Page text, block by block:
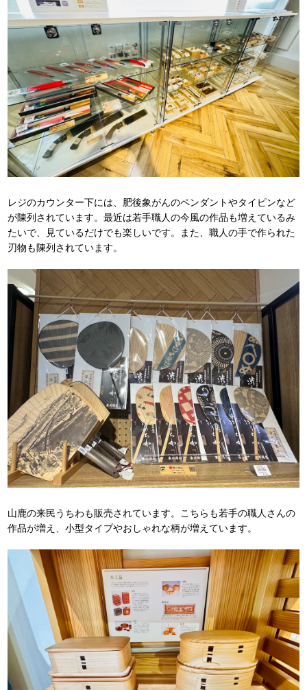
レジのカウンター下には、肥後象がんのペンダントやタイピンなど
が陳列されています。最近は若手職人の今風の作品も増えているみ
たいで、見ているだけでも楽しいです。また、職人の手で作られた
刃物も陳列されています。
山鹿の来民うちわも販売されています。こちらも若手の職人さんの
作品が増え、小型タイプやおしゃれな柄が増えています。